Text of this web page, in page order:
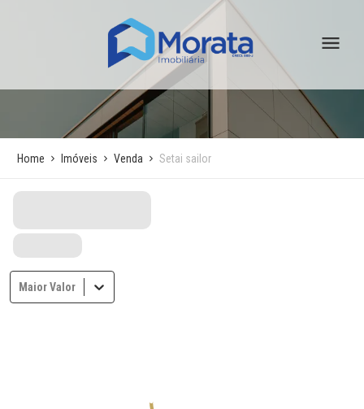
Home Imóveis Venda Setai sailor
Maior Valor